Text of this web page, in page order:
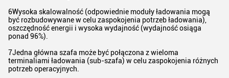
6Wysoka skalowalność (odpowiednie moduły ładowania mogą
być rozbudowywane w celu zaspokojenia potrzeb ładowania),
oszczędność energii i wysoka wydajność (wydajność osiąga
ponad 96%).
7Jedna główna szafa może być połączona z wieloma
terminaliami ładowania (sub-szafa) w celu zaspokojenia różnych
potrzeb operacyjnych.